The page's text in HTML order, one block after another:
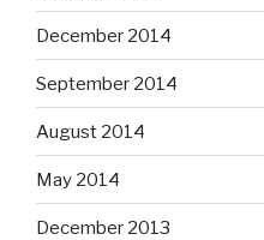
December 2014
September 2014
August 2014
May 2014
December 2013